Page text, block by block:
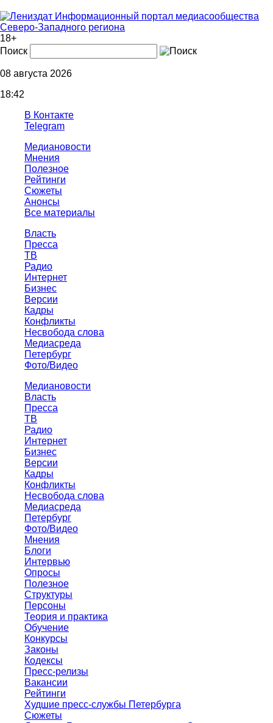
Информационный портал медиасообщества
Северо-Западного региона
18+
Поиск
08 августа 2026
18:42
В Контакте
Telegram
Медиановости
Мнения
Полезное
Рейтинги
Сюжеты
Анонсы
Все материалы
Власть
Пресса
ТВ
Радио
Интернет
Бизнес
Версии
Кадры
Конфликты
Несвобода слова
Медиасреда
Петербург
Фото/Видео
Медиановости
Власть
Пресса
ТВ
Радио
Интернет
Бизнес
Версии
Кадры
Конфликты
Несвобода слова
Медиасреда
Петербург
Фото/Видео
Мнения
Блоги
Интервью
Опросы
Полезное
Структуры
Персоны
Теория и практика
Обучение
Конкурсы
Законы
Кодексы
Пресс-релизы
Вакансии
Рейтинги
Худшие пресс-службы Петербурга
Сюжеты